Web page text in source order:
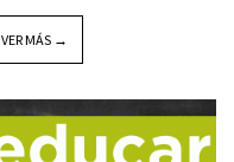
VER MÁS →